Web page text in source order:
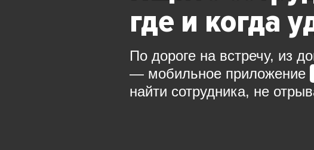
где и когда
По дороге на встречу, из
— мобильное приложение
найти сотрудника, не